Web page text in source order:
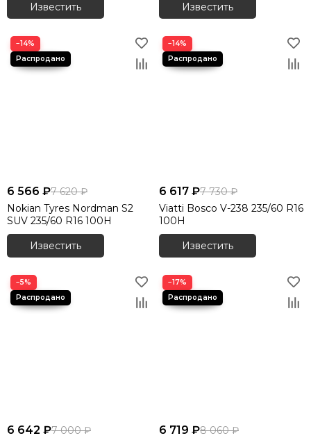
Известить
Известить
−14%
6 566 ₽7 620 ₽
Nokian Tyres Nordman S2
SUV 235/60 R16 100H
Известить
−14%
6 617 ₽7 730 ₽
Viatti Bosco V-238 235/60 R16
100H
Известить
−5%
6 642 ₽7 000 ₽
−17%
6 719 ₽8 060 ₽